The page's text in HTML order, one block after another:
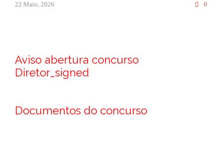
22 Maio, 2026  0
Aviso abertura concurso
Diretor_signed
Documentos do concurso